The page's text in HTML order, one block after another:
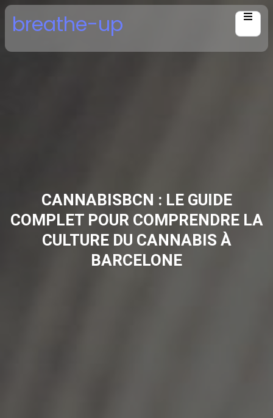
Skip
content
breathe-up
CANNABISBCN : LE GUIDE
COMPLET POUR COMPRENDRE LA
CULTURE DU CANNABIS À
BARCELONE